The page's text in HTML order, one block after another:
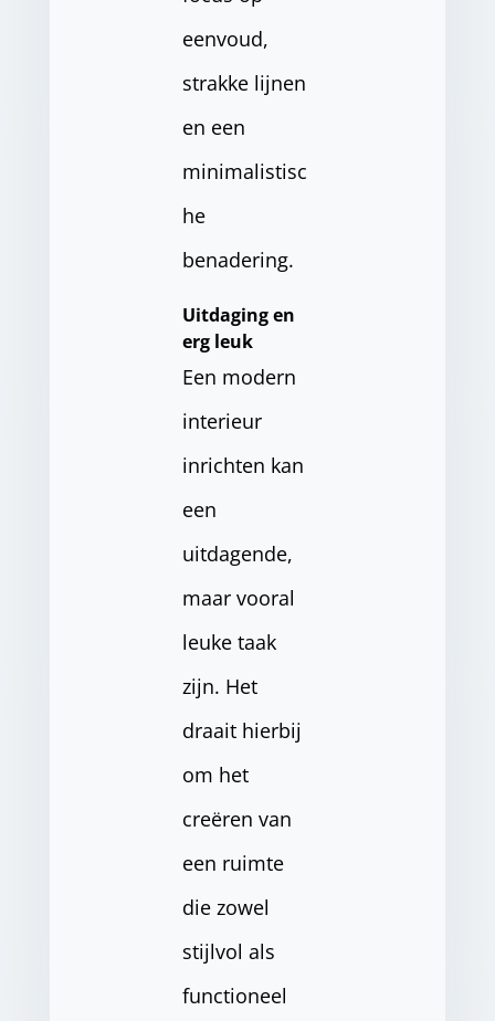
eenvoud,
strakke lijnen
en een
minimalistisc
he
benadering.
Uitdaging en
erg leuk
Een modern
interieur
inrichten kan
een
uitdagende,
maar vooral
leuke taak
zijn. Het
draait hierbij
om het
creëren van
een ruimte
die zowel
stijlvol als
functioneel